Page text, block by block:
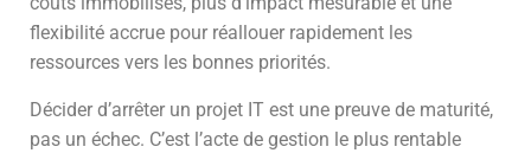
flexibilité accrue pour réallouer rapidement les
ressources vers les bonnes priorités.
Décider d’arrêter un projet IT est une preuve de maturité,
pas un échec. C’est l’acte de gestion le plus rentable